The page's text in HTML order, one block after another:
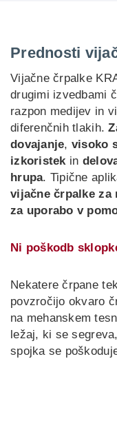
Prednosti
Vijačne črpalke
drugimi izvedbami
razpon medijev in
diferenčnih tlakih.
dovajanje, visoko
izkoristekin
hrupa. Tipične
vijačne črpalke za
za uporabo v
Ni poškodb
Nekatere črpane
povzročijo okvaro
na mehanskem
ležaj, ki se
spojka se